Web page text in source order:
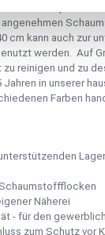
und
cm kann auch zur
werden. Auf
reinigen und zu
in unserer
Farben
Näherei
- für den
zum Schutz vor